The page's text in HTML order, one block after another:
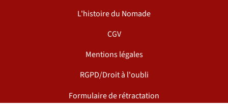
L'histoire du Nomade
CGV
Mentions légales
RGPD/Droit à l'oubli
Formulaire de rétractation